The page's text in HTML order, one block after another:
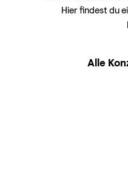
Hier findest du
Alle